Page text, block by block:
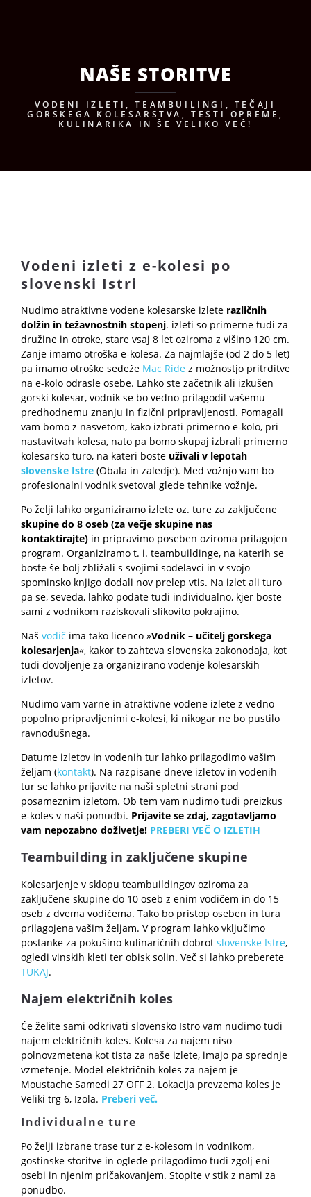
NAŠE STORITVE
VODENI IZLETI, TEAMBUILINGI, TEČAJI
GORSKEGA KOLESARSTVA, TESTI OPREME,
KULINARIKA IN ŠE VELIKO VEČ!
Vodeni izleti z e-kolesi po
slovenski Istri
Nudimo atraktivne vodene kolesarske izlete različnih
dolžin in težavnostnih stopenj. izleti so primerne tudi za
družine in otroke, stare vsaj 8 let oziroma z višino 120 cm.
Zanje imamo otroška e-kolesa. Za najmlajše (od 2 do 5 let)
pa imamo otroške sedeže Mac Ride z možnostjo pritrditve
na e-kolo odrasle osebe. Lahko ste začetnik ali izkušen
gorski kolesar, vodnik se bo vedno prilagodil vašemu
predhodnemu znanju in fizični pripravljenosti. Pomagali
vam bomo z nasvetom, kako izbrati primerno e-kolo, pri
nastavitvah kolesa, nato pa bomo skupaj izbrali primerno
kolesarsko turo, na kateri boste uživali v lepotah
slovenske Istre (Obala in zaledje). Med vožnjo vam bo
profesionalni vodnik svetoval glede tehnike vožnje.
Po želji lahko organiziramo izlete oz. ture za zaključene
skupine do 8 oseb (za večje skupine nas
kontaktirajte) in pripravimo poseben oziroma prilagojen
program. Organiziramo t. i. teambuildinge, na katerih se
boste še bolj zbližali s svojimi sodelavci in v svojo
spominsko knjigo dodali nov prelep vtis. Na izlet ali turo
pa se, seveda, lahko podate tudi individualno, kjer boste
sami z vodnikom raziskovali slikovito pokrajino.
Naš vodič ima tako licenco »Vodnik – učitelj gorskega
kolesarjenja«, kakor to zahteva slovenska zakonodaja, kot
tudi dovoljenje za organizirano vodenje kolesarskih
izletov.
Nudimo vam varne in atraktivne vodene izlete z vedno
popolno pripravljenimi e-kolesi, ki nikogar ne bo pustilo
ravnodušnega.
Datume izletov in vodenih tur lahko prilagodimo vašim
željam (kontakt). Na razpisane dneve izletov in vodenih
tur se lahko prijavite na naši spletni strani pod
posameznim izletom. Ob tem vam nudimo tudi preizkus
e-koles v naši ponudbi. Prijavite se zdaj, zagotavljamo
vam nepozabno doživetje! PREBERI VEČ O IZLETIH
Teambuilding in zaključene skupine
Kolesarjenje v sklopu teambuildingov oziroma za
zaključene skupine do 10 oseb z enim vodičem in do 15
oseb z dvema vodičema. Tako bo pristop oseben in tura
prilagojena vašim željam. V program lahko vključimo
postanke za pokušino kulinaričnih dobrot slovenske Istre,
ogledi vinskih kleti ter obisk solin. Več si lahko preberete
TUKAJ.
Najem električnih koles
Če želite sami odkrivati slovensko Istro vam nudimo tudi
najem električnih koles. Kolesa za najem niso
polnovzmetena kot tista za naše izlete, imajo pa sprednje
vzmetenje. Model električnih koles za najem je
Moustache Samedi 27 OFF 2. Lokacija prevzema koles je
Veliki trg 6, Izola. Preberi več.
Individualne ture
Po želji izbrane trase tur z e-kolesom in vodnikom,
gostinske storitve in oglede prilagodimo tudi zgolj eni
osebi in njenim pričakovanjem. Stopite v stik z nami za
ponudbo.